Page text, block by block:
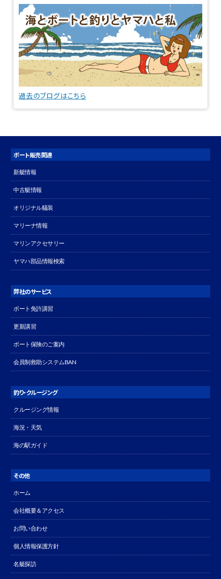
過去のブログはこちら
ボート販売関連
新艇情報
中古艇情報
オリジナル艤装
マリーナ情報
マリンアクセサリー
ヤマハ部品情報検索
弊社のサービス
ボート免許講習
更新講習
ボート保険のご案内
会員制救助システムBAN
釣り・クルージング
クルージング情報
海況・天気
海の駅ガイド
その他
ホーム
会社概要＆アクセス
お問い合わせ
個人情報保護方針
名艇探訪